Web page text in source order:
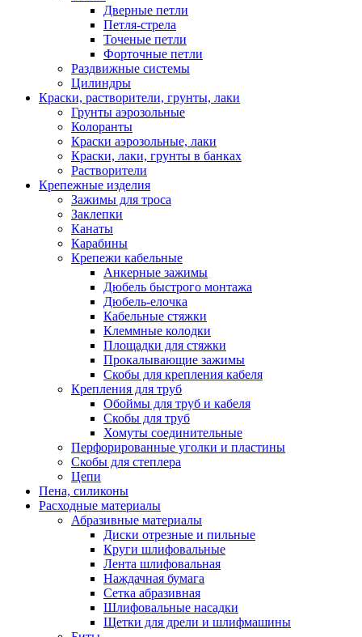
Дверные петли
Петля-стрела
Точеные петли
Форточные петли
Раздвижные системы
Цилиндры
Краски, растворители, грунты, лаки
Грунты аэрозольные
Колоранты
Краски аэрозольные, лаки
Краски, лаки, грунты в банках
Растворители
Крепежные изделия
Зажимы для троса
Заклепки
Канаты
Карабины
Крепежи кабельные
Анкерные зажимы
Дюбель быстрого монтажа
Дюбель-елочка
Кабельные стяжки
Клеммные колодки
Площадки для стяжки
Прокалывающие зажимы
Скобы для крепления кабеля
Крепления для труб
Обоймы для труб и кабеля
Скобы для труб
Хомуты соединительные
Перфорированные уголки и пластины
Скобы для степлера
Цепи
Пена, силиконы
Расходные материалы
Абразивные материалы
Диски отрезные и пильные
Круги шлифовальные
Лента шлифовальная
Наждачная бумага
Сетка абразивная
Шлифовальные насадки
Щетки для дрели и шлифмашины